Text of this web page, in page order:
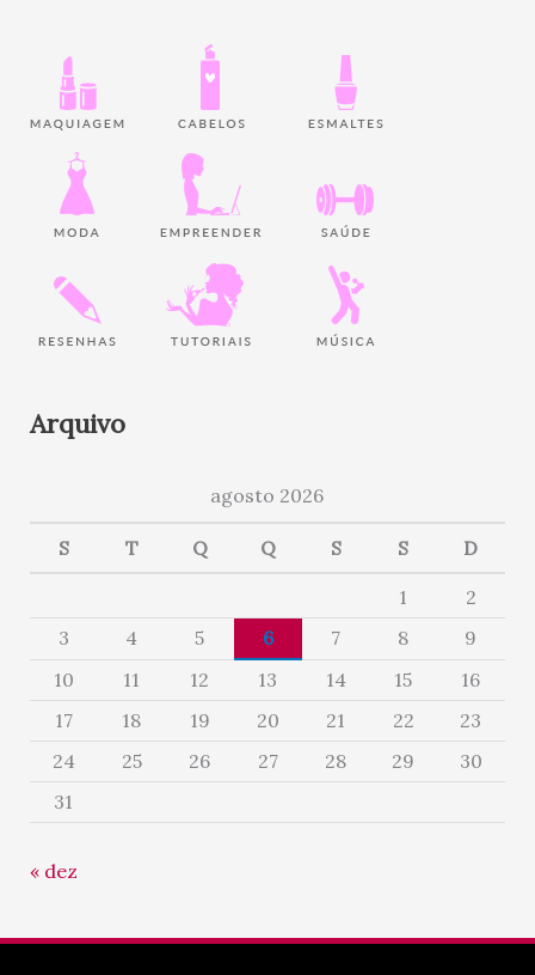
Arquivo
agosto 2026
S T Q Q S S D
1
2
3
4 5 6 7 8
9
10
11 12 13 14 15
16
17
18 19 20 21 22
23
24
25 26 27 28 29
30
31
« dez